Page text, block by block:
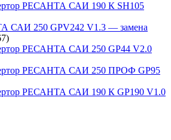
РЕСАНТА САИ 190 К SH105
САИ 250 GPV242 V1.3 — замена
РЕСАНТА САИ 250 GP44 V2.0
РЕСАНТА САИ 250 ПРОФ GP95
РЕСАНТА САИ 190 К GP190 V1.0